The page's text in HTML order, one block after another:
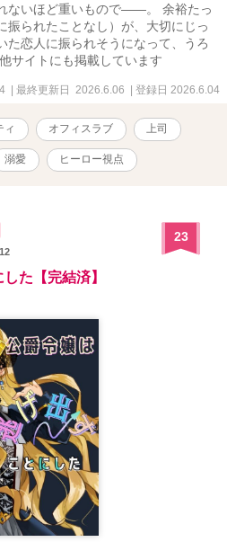
ないほど重いもので――。 余裕たっ
振られたことなし）が、大切にじっ
た恋人に振られそうになって、うろ
サイトにも掲載しています
| 最終更新日 2026.6.06 | 登録日 2026.6.04
ィ オフィスラブ 上司
溺愛 ヒーロー視点
23
た【完結済】